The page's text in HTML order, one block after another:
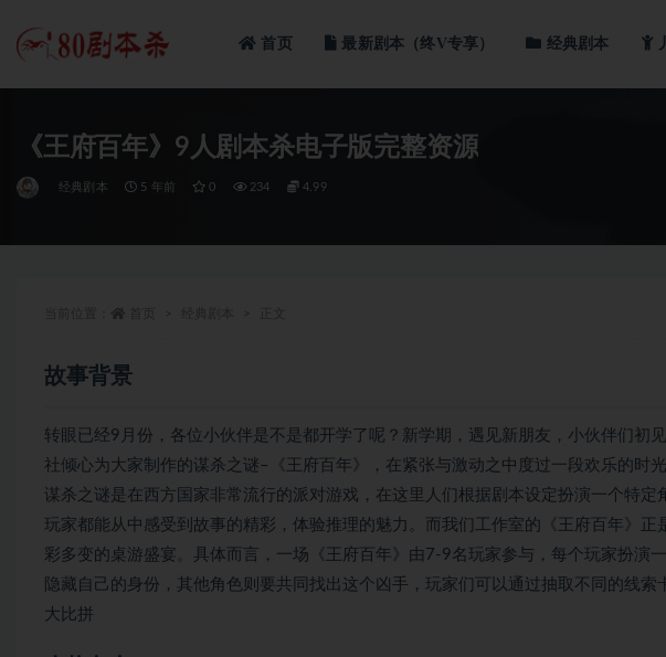
首页 最新剧本（终V专享） 经典剧本
《王府百年》9人剧本杀电子版完整资源
经典剧本 5 年前 0 234 4.99
故事背景
转眼已经9月份，各位小伙伴是不是都开学了呢？新学期，遇见新朋友，小伙伴们初
社倾心为大家制作的谋杀之谜–《王府百年》，在紧张与激动之中度过一段欢乐的时光
谋杀之谜是在西方国家非常流行的派对游戏，在这里人们根据剧本设定扮演一个特
玩家都能从中感受到故事的精彩，体验推理的魅力。而我们工作室的《王府百年》
彩多变的桌游盛宴。具体而言，一场《王府百年》由7-9名玩家参与，每个玩家扮演
隐藏自己的身份，其他角色则要共同找出这个凶手，玩家们可以通过抽取不同的线
大比拼